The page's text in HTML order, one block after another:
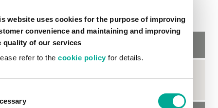
website uses cookies for the purpose of improving
convenience and maintaining and improving
quality of our services
refer to thecookie policyfor details.